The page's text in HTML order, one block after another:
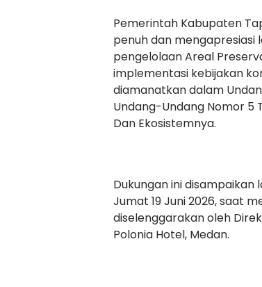
Pemerintah Kabupaten
penuh dan
pengelolaan Areal
implementasi kebijakan
diamanatkan dalam
Undang-Undang Nomor 5
Dan Ekosistemnya.
Dukungan ini disampaikan
Jumat 19 Juni 2026, saat
diselenggarakan oleh
Polonia Hotel, Medan.